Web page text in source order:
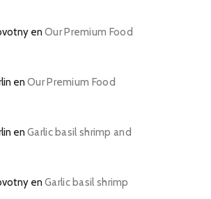
en Our Premium Food
en Our Premium Food
en Garlic basil shrimp and
en Garlic basil shrimp